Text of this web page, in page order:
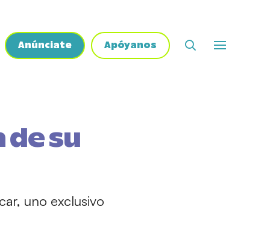
Anúnciate Apóyanos
de su
uno exclusivo